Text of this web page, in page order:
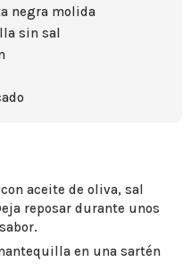
negra molida
sin sal
aceite de oliva, sal
reposar durante unos
en una sartén